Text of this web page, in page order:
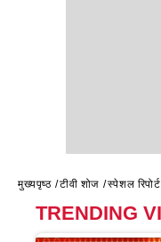
मुख्यपृष्ठ टीवी शोज स्पेशल रिपोर्ट
TRENDING